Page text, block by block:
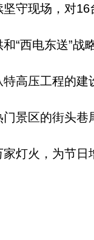
守现场，对
“西电东送”战
高压工程的
景区的街头
灯火，为节